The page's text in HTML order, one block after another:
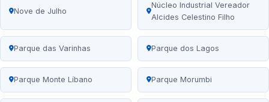
Nove de Julho
Núcleo Industrial Vereador
Alcides Celestino Filho
Parque das Varinhas Parque dos Lagos
Parque Monte Líbano Parque Morumbi